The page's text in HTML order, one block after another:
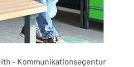
– Kommunikationsagentur